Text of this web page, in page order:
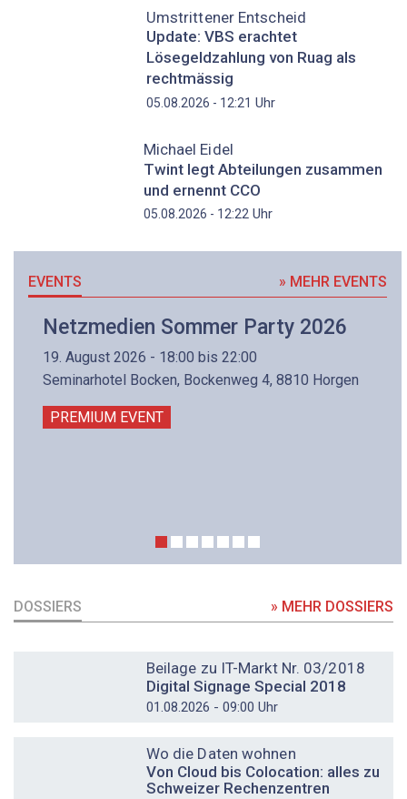
Umstrittener Entscheid
Update: VBS erachtet
Lösegeldzahlung von Ruag als
rechtmässig
05.08.2026 - 12:21 Uhr
Michael Eidel
Twint legt Abteilungen zusammen
und ernennt CCO
05.08.2026 - 12:22Uhr
EVENTS » MEHR EVENTS
Netzmedien Sommer Party 2026
19. August 2026 - 18:00 bis 22:00
Seminarhotel Bocken, Bockenweg 4, 8810 Horgen
PREMIUM EVENT
DOSSIERS » MEHR DOSSIERS
Beilage zu IT-Markt Nr. 03/2018
Digital Signage Special 2018
01.08.2026 - 09:00 Uhr
Wo die Daten wohnen
Von Cloud bis Colocation: alles zu
Schweizer Rechenzentren